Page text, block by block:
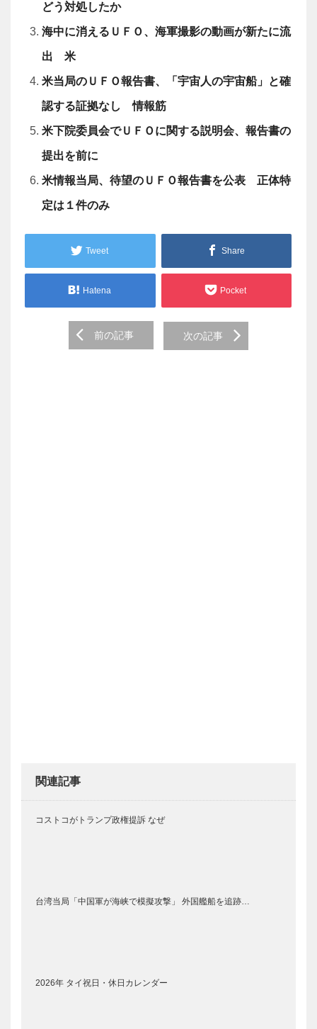
どう対処したか
海中に消えるＵＦＯ、海軍撮影の動画が新たに流
出 米
米当局のＵＦＯ報告書、「宇宙人の宇宙船」と確
認する証拠なし 情報筋
米下院委員会でＵＦＯに関する説明会、報告書の
提出を前に
米情報当局、待望のＵＦＯ報告書を公表 正体特
定は１件のみ
Tweet Share
Hatena Pocket
navigation
前の記事 次の記事
関連記事
コストコがトランプ政権提訴 なぜ
台湾当局「中国軍が海峡で模擬攻撃」 外国艦船を追跡…
2026年 タイ祝日・休日カレンダー